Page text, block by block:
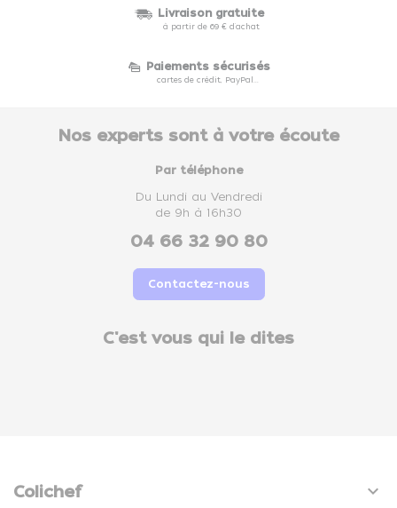
Livraison gratuite
à partir de 69 € d'achat
Paiements sécurisés
cartes de crédit, PayPal...
Nos experts sont à votre écoute
Par téléphone
Du Lundi au Vendredi
de 9h à 16h30
04 66 32 90 80
Contactez-nous
C'est vous qui le dites
Colichef 